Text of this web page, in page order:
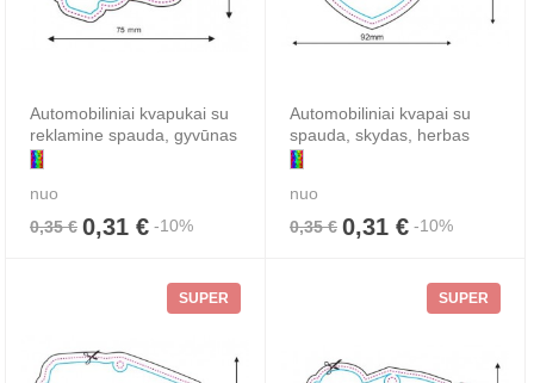
Automobiliniai kvapukai su
reklamine spauda, gyvūnas
nuo
0,35 € 0,31 € -10%
Automobiliniai kvapai su
spauda, skydas, herbas
nuo
0,35 € 0,31 € -10%
SUPER SUPER